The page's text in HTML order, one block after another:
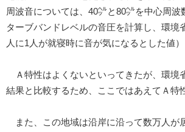
周波音については、40㌹と80㌹を中心周波
ターブバンドレベルの音圧を計算し、環境
人に1人が就寝時に音が気になるとした値）
Ａ特性はよくないといってきたが、環境
結果と比較するため、ここではあえてＡ特
また、この地域は沿岸に沿って数万人が